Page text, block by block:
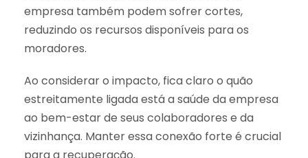
empresa também podem sofrer cortes,
reduzindo os recursos disponíveis para os
moradores.
Ao considerar o impacto, fica claro o quão
estreitamente ligada está a saúde da empresa
ao bem-estar de seus colaboradores e da
vizinhança. Manter essa conexão forte é crucial